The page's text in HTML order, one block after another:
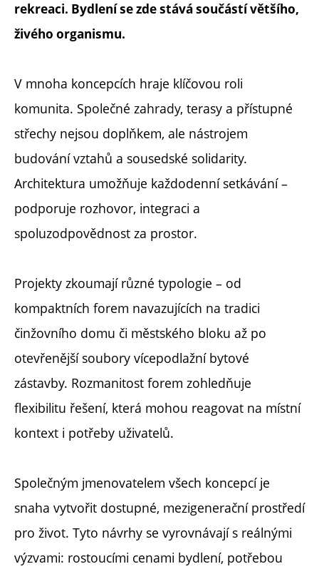
rekreaci. Bydlení se zde stává součástí většího,
živého organismu.
V mnoha koncepcích hraje klíčovou roli
komunita. Společné zahrady, terasy a přístupné
střechy nejsou doplňkem, ale nástrojem
budování vztahů a sousedské solidarity.
Architektura umožňuje každodenní setkávání –
podporuje rozhovor, integraci a
spoluzodpovědnost za prostor.
Projekty zkoumají různé typologie – od
kompaktních forem navazujících na tradici
činžovního domu či městského bloku až po
otevřenější soubory vícepodlažní bytové
zástavby. Rozmanitost forem zohledňuje
flexibilitu řešení, která mohou reagovat na místní
kontext i potřeby uživatelů.
Společným jmenovatelem všech koncepcí je
snaha vytvořit dostupné, mezigenerační prostředí
pro život. Tyto návrhy se vyrovnávají s reálnými
výzvami: rostoucími cenami bydlení, potřebou